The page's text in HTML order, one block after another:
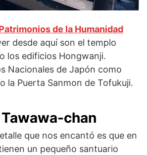
de la Humanidad
desde aquí son el templo
los edificios Hongwanji.
Nacionales de Japón como
la Puerta Sanmon de Tofukuji.
chan
que nos encantó es que en
un pequeño santuario